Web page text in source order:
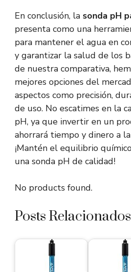
En conclusión, la sonda pH
presenta como una
para mantener el agua en
y garantizar la salud de los
de nuestra comparativa,
mejores opciones del
aspectos como precisión,
de uso. No escatimes en la
pH, ya que invertir en un
ahorrará tiempo y dinero a
¡Mantén el equilibrio
una sonda pH de calidad!
No products found.
Posts